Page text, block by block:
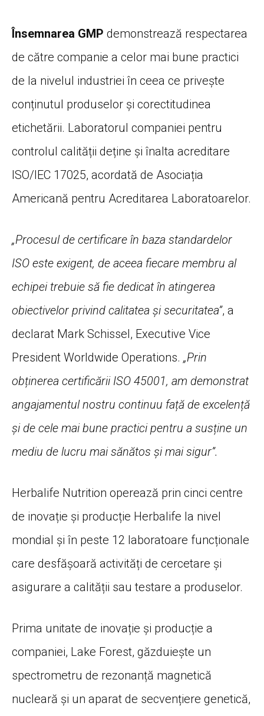
Însemnarea GMP demonstrează respectarea
de către companie a celor mai bune practici
de la nivelul industriei în ceea ce privește
conținutul produselor și corectitudinea
etichetării. Laboratorul companiei pentru
controlul calității deține și înalta acreditare
ISO/IEC 17025, acordată de Asociația
Americană pentru Acreditarea Laboratoarelor.
„Procesul de certificare în baza standardelor
ISO este exigent, de aceea fiecare membru al
echipei trebuie să fie dedicat în atingerea
obiectivelor privind calitatea și securitatea”, a
declarat Mark Schissel, Executive Vice
President Worldwide Operations. „Prin
obținerea certificării ISO 45001, am demonstrat
angajamentul nostru continuu față de excelență
și de cele mai bune practici pentru a susține un
mediu de lucru mai sănătos și mai sigur”.
Herbalife Nutrition operează prin cinci centre
de inovație și producție Herbalife la nivel
mondial și în peste 12 laboratoare funcționale
care desfășoară activități de cercetare și
asigurare a calității sau testare a produselor.
Prima unitate de inovație și producție a
companiei, Lake Forest, găzduiește un
spectrometru de rezonanță magnetică
nucleară și un aparat de secvențiere genetică,